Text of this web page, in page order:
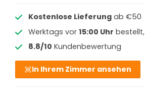
Kostenlose Lieferungab €50
Werktags vor 15:00 Uhr bestellt,
8.8/10 Kundenbewertung
In Ihrem Zimmer ansehen